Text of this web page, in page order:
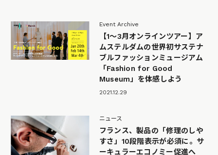
Event Archive
【1〜3月オンラインツアー】ア
ムステルダムの世界初サステナ
ブルファッションミュージアム
「Fashion for Good
Museum」を体感しよう
2021.12.29
ニュース
フランス、製品の「修理のしや
すさ」10段階表示が必須に。サ
ーキュラーエコノミー促進へ